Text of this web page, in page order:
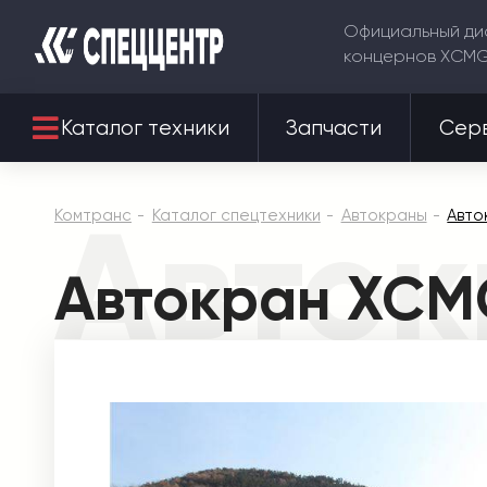
Официальный
концернов
Каталог техники Запчасти
Комтранс Каталог спецтехники Автокраны
Автокран